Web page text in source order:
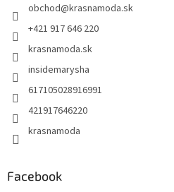
obchod@krasnamoda.sk
+421 917 646 220
krasnamoda.sk
insidemarysha
617105028916991
421917646220
krasnamoda
Facebook